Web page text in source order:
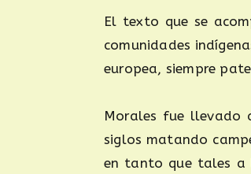
El texto que se
comunidades
europea, siempre
Morales fue llevado
siglos matando
en tanto que tales a